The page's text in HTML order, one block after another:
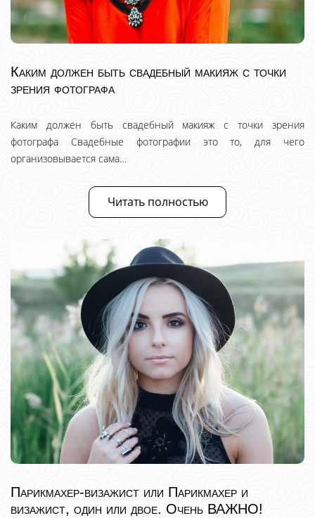
Каким должен быть свадебный макияж с точки
зрения фотографа
Каким должен быть свадебный макияж с точки зрения
фотографа Свадебные фотографии это то, для чего
организовывается сама…
Читать полностью
Парикмахер-визажист или Парикмахер и
визажист, один или двое. Очень ВАЖНО!